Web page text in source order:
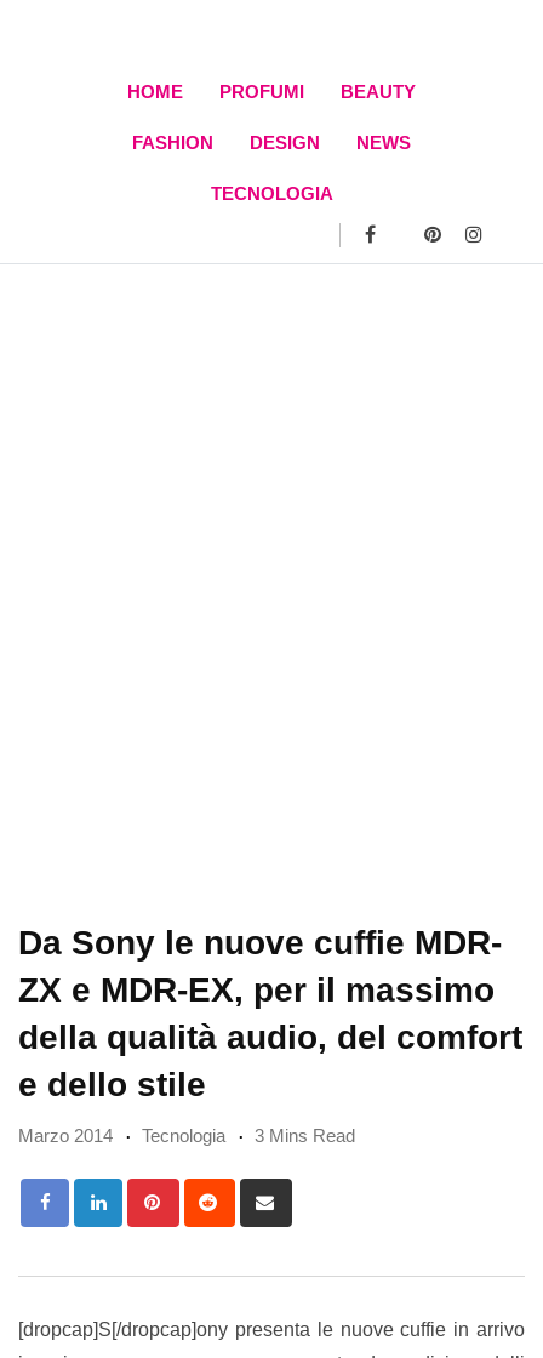
HOME PROFUMI BEAUTY
FASHION DESIGN NEWS
TECNOLOGIA
Da Sony le nuove cuffie MDR-
ZX e MDR-EX, per il massimo
della qualità audio, del comfort
e dello stile
Marzo 2014 Tecnologia 3 Mins Read
PinterestReddit
via
[dropcap]S[/dropcap]ony presenta le nuove cuffie in arrivo